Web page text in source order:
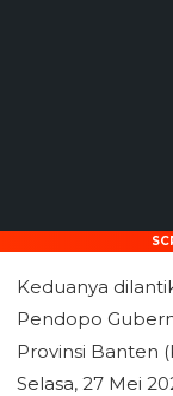
Keduanya
Pendopo
Provinsi Banten
Selasa, 27 Mei